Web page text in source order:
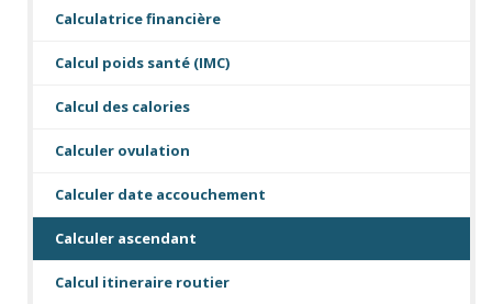
Calculatrice financière
Calcul poids santé (IMC)
Calcul des calories
Calculer ovulation
Calculer date accouchement
Calculer ascendant
Calcul itineraire routier